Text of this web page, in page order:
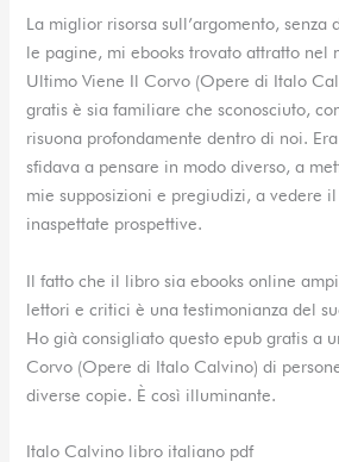
La miglior risorsa sull’argomento, senza
le pagine, mi ebooks trovato attratto nel
Ultimo Viene Il Corvo (Opere di Italo
gratis è sia familiare che sconosciuto,
risuona profondamente dentro di noi.
sfidava a pensare in modo diverso, a
mie supposizioni e pregiudizi, a vedere
inaspettate prospettive.
Il fatto che il libro sia ebooks online
lettori e critici è una testimonianza del
Ho già consigliato questo epub gratis a
Corvo (Opere di Italo Calvino) di
diverse copie. È così illuminante.
Italo Calvino libro italiano pdf